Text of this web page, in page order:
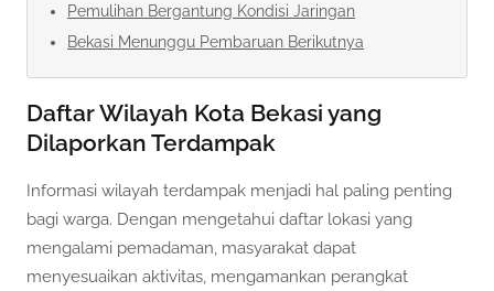
Pemulihan Bergantung Kondisi Jaringan
Bekasi Menunggu Pembaruan Berikutnya
Daftar Wilayah Kota Bekasi yang
Dilaporkan Terdampak
Informasi wilayah terdampak menjadi hal paling penting
bagi warga. Dengan mengetahui daftar lokasi yang
mengalami pemadaman, masyarakat dapat
menyesuaikan aktivitas, mengamankan perangkat